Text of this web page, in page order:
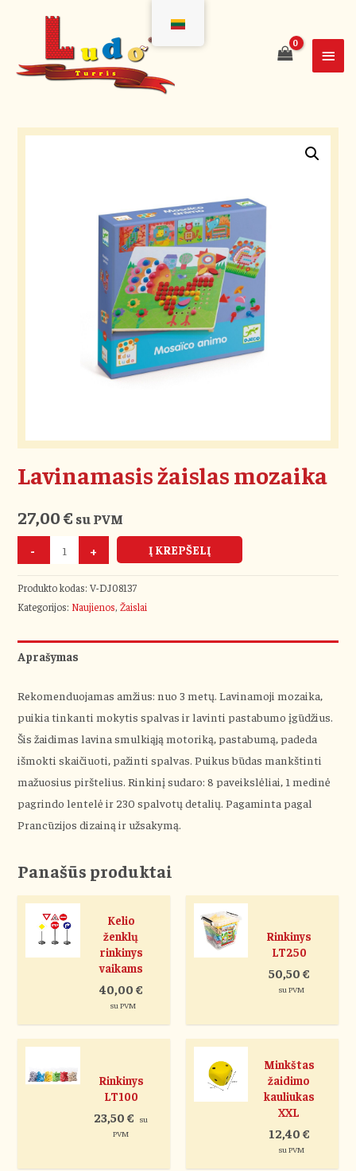
Lavinamasis žaislas mozaika
27,00€ su PVM
- + Į KREPŠELĮ
Produkto kodas:V-DJ08137
Kategorijos: Naujienos,Žaislai
Aprašymas
Rekomenduojamas amžius: nuo 3 metų. Lavinamoji mozaika,
puikia tinkanti mokytis spalvas ir lavinti pastabumo įgūdžius.
Šis žaidimas lavina smulkiąją motoriką, pastabumą, padeda
išmokti skaičiuoti, pažinti spalvas. Puikus būdas mankštinti
mažuosius pirštelius. Rinkinį sudaro: 8 paveikslėliai, 1 medinė
pagrindo lentelė ir 230 spalvotų detalių. Pagaminta pagal
Prancūzijos dizainą ir užsakymą.
Panašūs produktai
Kelio
ženklų
rinkinys
vaikams
40,00€
su PVM
Rinkinys
LT250
50,50€
su PVM
Rinkinys
LT100
23,50€
su
PVM
Minkštas
žaidimo
kauliukas
XXL
12,40€
su PVM